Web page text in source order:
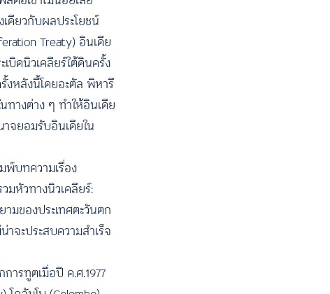
ดียวกับผลประโยชน์
Treaty) อินเดีย
บิดนิวเคลียร์ใต้ดินครั้ง
งหลังนี้โดยอะตัล พิหารี
างต่าง ๆ ทำให้อินเดีย
าจยอมรับอินเดียใน
พ์บทความเรื่อง
มหัวทางนิวเคลียร์:
มของประเทศตะวันตก
จะประสบความสำเร็จ
ารทูตเมื่อปี ค.ศ.1977